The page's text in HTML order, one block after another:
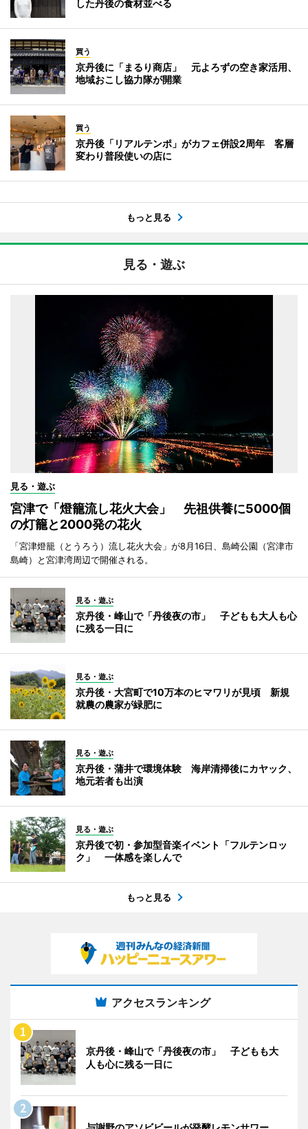
した丹後の食材並べる
買う
京丹後に「まるり商店」 元よろずの空き家活用、
地域おこし協力隊が開業
買う
京丹後「リアルテンポ」がカフェ併設2周年 客層
変わり普段使いの店に
もっと見る
見る・遊ぶ
見る・遊ぶ
宮津で「燈籠流し花火大会」 先祖供養に5000個
の灯籠と2000発の花火
「宮津燈籠（とうろう）流し花火大会」が8月16日、島崎公園（宮津市
島崎）と宮津湾周辺で開催される。
見る・遊ぶ
京丹後・峰山で「丹後夜の市」 子どもも大人も心
に残る一日に
見る・遊ぶ
京丹後・大宮町で10万本のヒマワリが見頃 新規
就農の農家が緑肥に
見る・遊ぶ
京丹後・蒲井で環境体験 海岸清掃後にカヤック、
地元若者も出演
見る・遊ぶ
京丹後で初・参加型音楽イベント「フルテンロッ
ク」 一体感を楽しんで
もっと見る
アクセスランキング
京丹後・峰山で「丹後夜の市」 子どもも大
人も心に残る一日に